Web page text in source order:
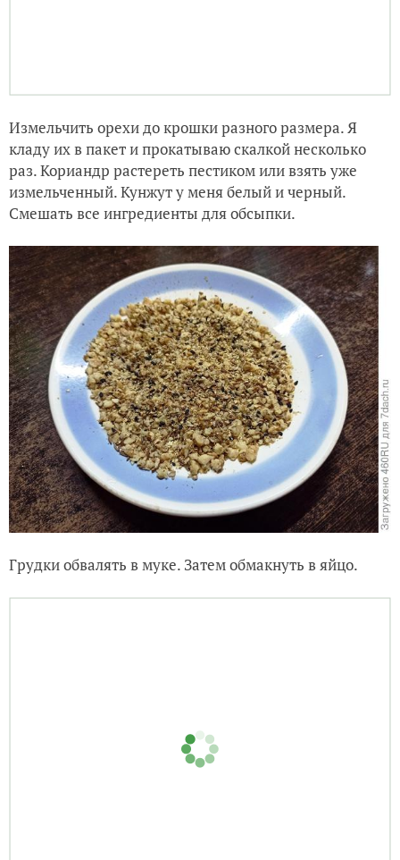
Измельчить орехи до крошки разного размера. Я
кладу их в пакет и прокатываю скалкой несколько
раз. Кориандр растереть пестиком или взять уже
измельченный. Кунжут у меня белый и черный.
Смешать все ингредиенты для обсыпки.
Грудки обвалять в муке. Затем обмакнуть в яйцо.